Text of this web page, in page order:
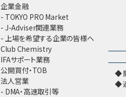
企業金融
TOKYO PRO Market
J-Adviser関連業務
上場を希望する企業の皆様へ
Club Chemistry
IFAサポート業務
公開買付・TOB
法人営業
DMA・高速取引等